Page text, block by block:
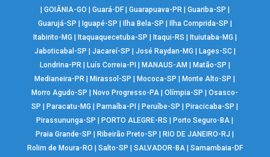
GOIÂNIA-GO Guará-DF| Guarapuava-PR| Guariba-SP
Guarujá-SP
Iguapé-SP Ilha Bela-SP Ilha Comprida-SP
Itabirito-MG
Itaquaquecetuba-SP Itaqui-RS Ituiutaba-MG
Jaboticabal-SP
Jacareí-SP José Raydan-MG Lages-SC|
Londrina-PR| Luís Correia-PI MANAUS-AM Matão-SP
Medianeira-PR
Mirassol-SP Mococa-SP Monte Alto-SP
Morro Agudo-SP
Novo Progresso-PA |Olímpia-SP |Osasco-
SP
Paracatu-MG Parnaíba-PI Peruíbe-SP Piracicaba-SP
Pirassununga-SP
PORTO ALEGRE-RS Porto Seguro-BA
Praia Grande-SP
Ribeirão Preto-SP RIO DE JANEIRO-RJ
Rolim de Moura-RO
Salto-SP SALVADOR-BA| Samambaia-DF